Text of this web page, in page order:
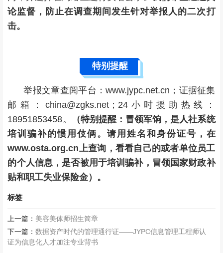
论监督，防止在调查期间发生针对举报人的二次打
击。
特别提醒
举报文章查阅平台：www.jypc.net.cn；证据征集
邮箱：china@zgks.net；24小时援助热线：
18951853458。
（特别提醒：冒领军饷，是人社系统
培训骗补的惯用伎俩。请用姓名和身份证号，在
www.osta.org.cn上查询，看看自己的或者单位员工
的个人信息，是否被用于培训骗补，冒领国家财政补
贴和职工失业保险金）。
标签
上一篇： 美容美体师招生简章
下一篇：数据资产时代的管理通行证——JYPC信息管理工程师认
证为信息化人才加注专业背书